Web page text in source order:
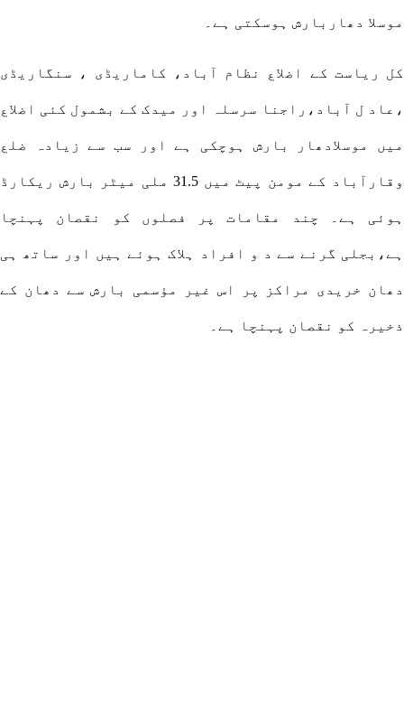
موسلا دھاربارش ہوسکتی ہے۔
کل ریاست کے اضلاع نظام آباد، کاماریڈی ، سنگاریڈی
،عاد ل آباد،راجنا سرسلہ اور میدک کے بشمول کئی اضلاع
میں موسلادھار بارش ہوچکی ہے اور سب سے زیادہ ضلع
وقارآباد کے مومن پیٹ میں 31.5 ملی میٹر بارش ریکارڈ
ہوئی ہے۔ چند مقامات پر فصلوں کو نقصان پہنچا
ہے،بجلی گرنے سے د و افراد ہلاک ہوئے ہیں اور ساتھ ہی
دھان خریدی مراکز پر اس غیر مؤسمی بارش سے دھان کے
ذخیرہ کو نقصان پہنچا ہے۔